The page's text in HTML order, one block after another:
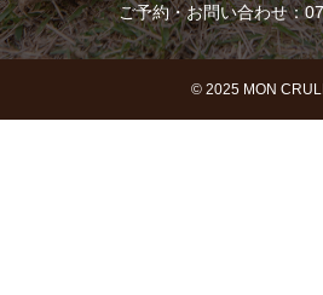
ご予約・お問い合わせ：
© 2025 MON